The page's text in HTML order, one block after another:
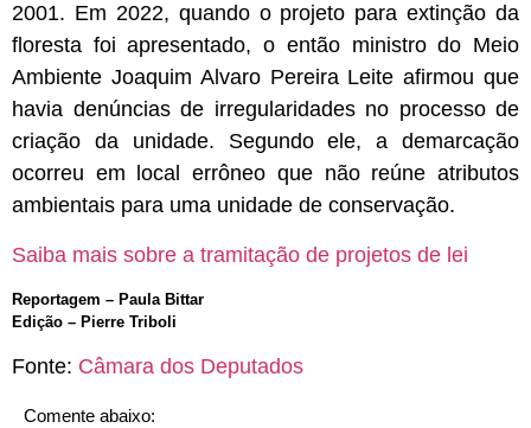
2001. Em 2022, quando o projeto para extinção da
floresta foi apresentado, o então ministro do Meio
Ambiente Joaquim Alvaro Pereira Leite afirmou que
havia denúncias de irregularidades no processo de
criação da unidade. Segundo ele, a demarcação
ocorreu em local errôneo que não reúne atributos
ambientais para uma unidade de conservação.
Saiba mais sobre a tramitação de projetos de lei
Reportagem – Paula Bittar
Edição – Pierre Triboli
Fonte: Câmara dos Deputados
Comente abaixo: